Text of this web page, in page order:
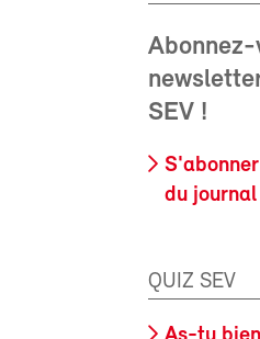
SEV !
du journal
QUIZ SEV